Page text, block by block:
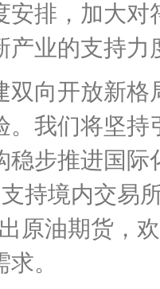
安排，加大
产业的支持力
向开放新格
。我们将坚
稳步推进国
持境内交易
原油期货，
。